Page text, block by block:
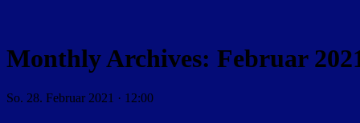
Monthly Archives: Februar
So. 28. Februar 2021 · 12:00